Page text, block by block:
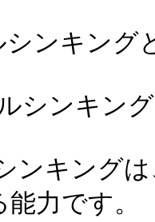
ンキング
シンキン
キングは
力です。